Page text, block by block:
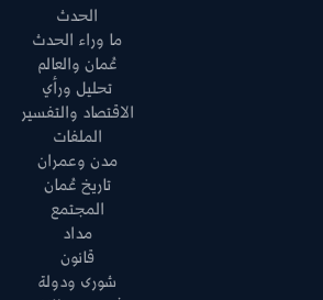
الحدث
ما وراء الحدث
عُمان والعالم
تحليل ورأي
الاقتصاد والتفسير
الملفات
مدن وعمران
تاريخ عُمان
المجتمع
مداد
قانون
شورى ودولة